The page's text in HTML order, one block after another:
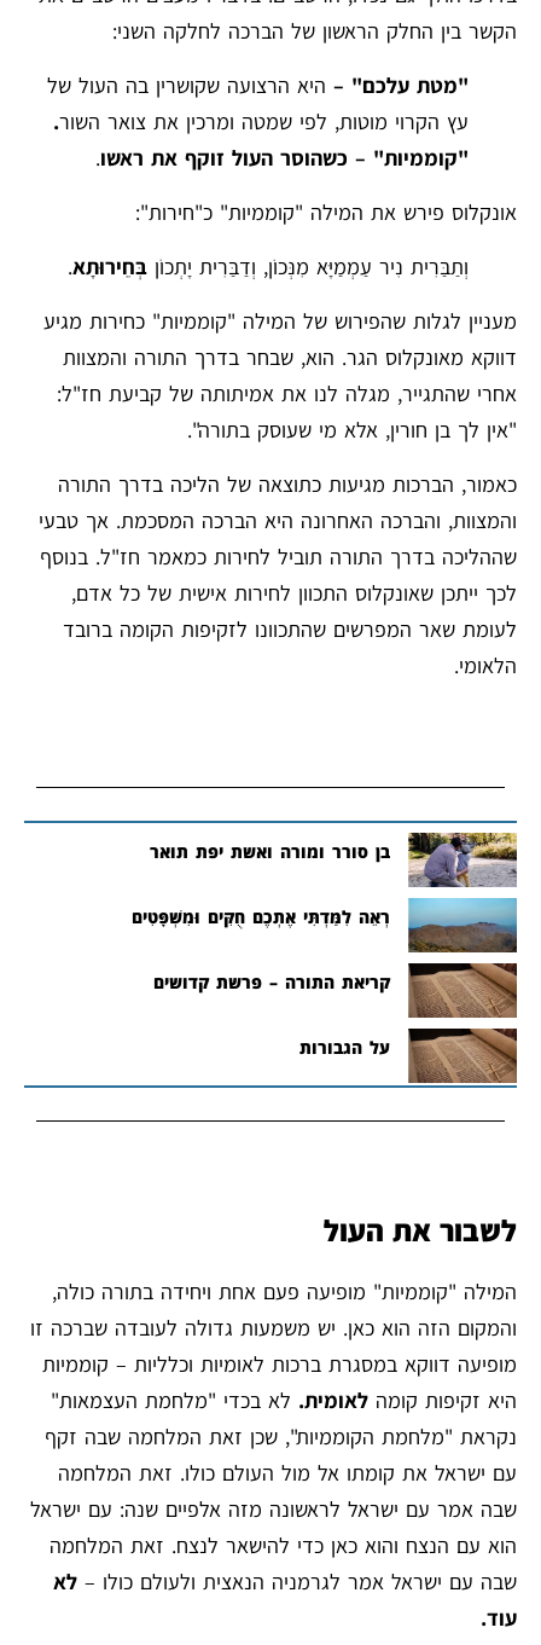
הקשר בין החלק הראשון של הברכה לחלקה השני:
"מטת עלכם" – היא הרצועה שקושרין בה העול של
עץ הקרוי מוטות, לפי שמטה ומרכין את צואר השור.
"קוממיות" – כשהוסר העול זוקף את ראשו.
אונקלוס פירש את המילה "קוממיות" כ"חירות":
וְתַבַּרִית נִיר עַמְמַיָּא מִנְּכוֹן, וְדַבַּרִית יָתְכוֹן בְּחֵירוּתָא.
מעניין לגלות שהפירוש של המילה "קוממיות" כחירות מגיע
דווקא מאונקלוס הגר. הוא, שבחר בדרך התורה והמצוות
אחרי שהתגייר, מגלה לנו את אמיתותה של קביעת חז"ל:
"אין לך בן חורין, אלא מי שעוסק בתורה".
כאמור, הברכות מגיעות כתוצאה של הליכה בדרך התורה
והמצוות, והברכה האחרונה היא הברכה המסכמת. אך טבעי
שההליכה בדרך התורה תוביל לחירות כמאמר חז"ל. בנוסף
לכך ייתכן שאונקלוס התכוון לחירות אישית של כל אדם,
לעומת שאר המפרשים שהתכוונו לזקיפות הקומה ברובד
הלאומי.
בן סורר ומורה ואשת יפת תואר
רְאֵה לִמַּדְתִּי אֶתְכֶם חֻקִּים וּמִשְׁפָּטִים
קריאת התורה – פרשת קדושים
על הגבורות
לשבור את העול
המילה "קוממיות" מופיעה פעם אחת ויחידה בתורה כולה,
והמקום הזה הוא כאן. יש משמעות גדולה לעובדה שברכה זו
מופיעה דווקא במסגרת ברכות לאומיות וכלליות – קוממיות
היא זקיפות קומה לאומית. לא בכדי "מלחמת העצמאות"
נקראת "מלחמת הקוממיות", שכן זאת המלחמה שבה זקף
עם ישראל את קומתו אל מול העולם כולו. זאת המלחמה
שבה אמר עם ישראל לראשונה מזה אלפיים שנה: עם ישראל
הוא עם הנצח והוא כאן כדי להישאר לנצח. זאת המלחמה
שבה עם ישראל אמר לגרמניה הנאצית ולעולם כולו – לא
עוד.